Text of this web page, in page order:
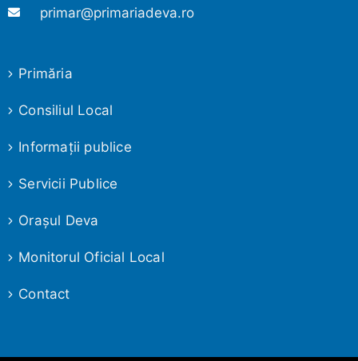
primar@primariadeva.ro
Primăria
Consiliul Local
Informaţii publice
Servicii Publice
Oraşul Deva
Monitorul Oficial Local
Contact